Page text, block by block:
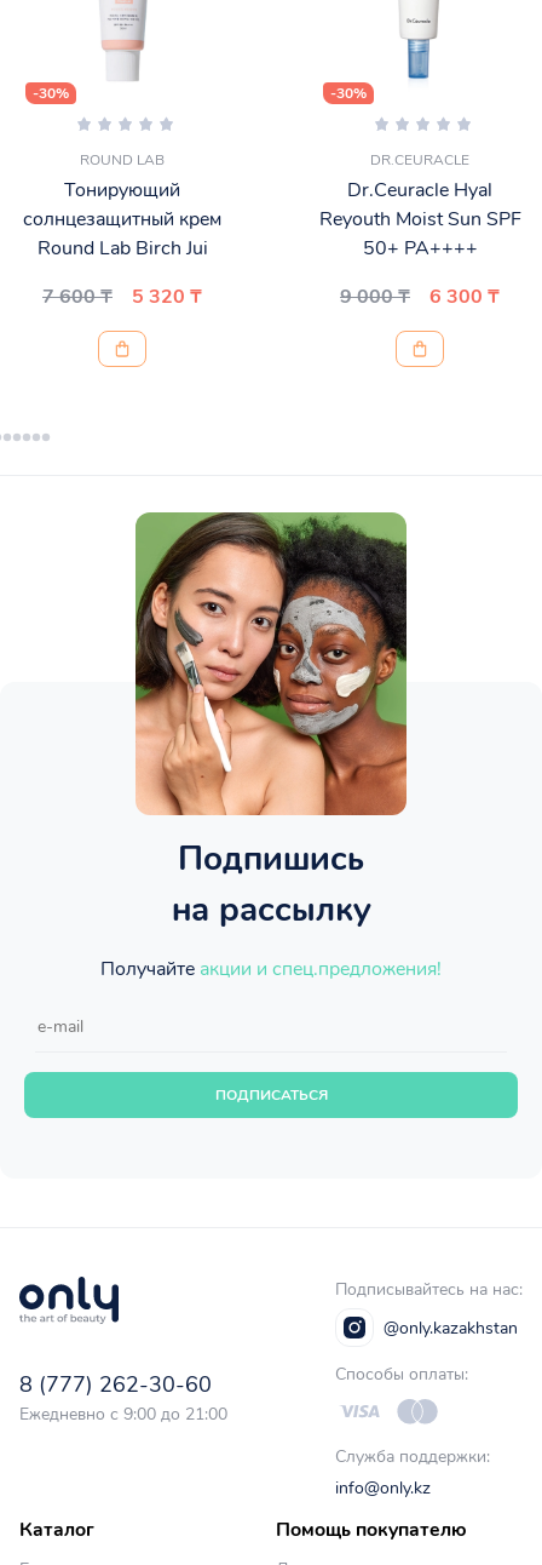
-30%
ROUND LAB
Тонирующий
солнцезащитный крем
Round Lab Birch Jui
7 600 ₸
5 320 ₸
-30%
DR.CEURACLE
Dr.Ceuracle Hyal
Reyouth Moist Sun SPF
50+ PA++++
9 000 ₸
6 300 ₸
Подпишись
на рассылку
Получайте акции и спец.предложения!
ПОДПИСАТЬСЯ
8 (777) 262-30-60
Ежедневно с 9:00 до 21:00
Подписывайтесь на нас:
@only.kazakhstan
Способы оплаты:
Служба поддержки:
info@only.kz
Каталог Помощь покупателю